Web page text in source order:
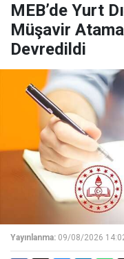
MEB’de Yurt
Müşavir
Devredildi
Yayınlanma: 09/08/2026